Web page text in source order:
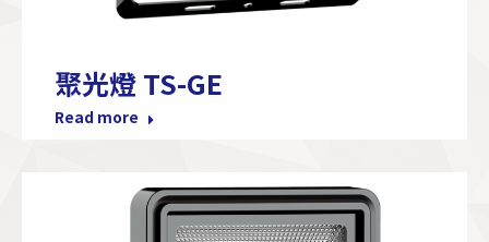
聚光燈 TS-GE
Read more